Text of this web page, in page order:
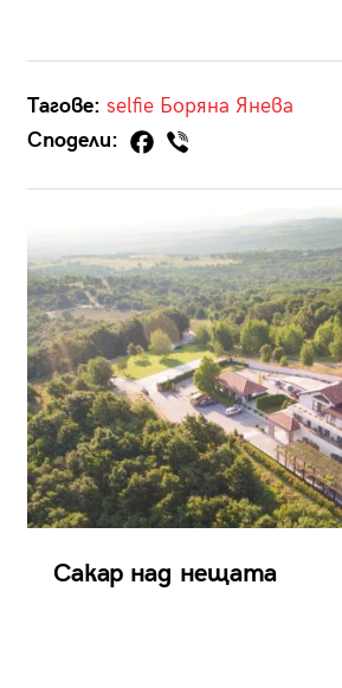
Тагове: selfie Боряна Янева
Сподели:
Сакар над нещата